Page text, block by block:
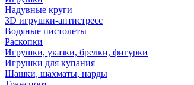
Надувные круги
3D игрушки-антистресс
Водяные пистолеты
Раскопки
Игрушки, указки, брелки, фигурки
Игрушки для купания
Шашки, шахматы, нарды